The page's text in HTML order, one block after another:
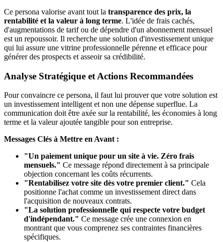
Ce persona valorise avant tout la transparence des prix, la
rentabilité et la valeur à long terme. L'idée de frais cachés,
d'augmentations de tarif ou de dépendre d'un abonnement mensuel
est un repoussoir. Il recherche une solution d'investissement unique
qui lui assure une vitrine professionnelle pérenne et efficace pour
générer des prospects et asseoir sa crédibilité.
Analyse Stratégique et Actions Recommandées
Pour convaincre ce persona, il faut lui prouver que votre solution est
un investissement intelligent et non une dépense superflue. La
communication doit être axée sur la rentabilité, les économies à long
terme et la valeur ajoutée tangible pour son entreprise.
Messages Clés à Mettre en Avant :
"Un paiement unique pour un site à vie. Zéro frais
mensuels." Ce message répond directement à sa principale
objection concernant les coûts récurrents.
"Rentabilisez votre site dès votre premier client." Cela
positionne l'achat comme un investissement direct dans
l'acquisition de nouveaux contrats.
"La solution professionnelle qui respecte votre budget
d'indépendant." Ce message crée une connexion en
montrant que vous comprenez ses contraintes financières
spécifiques.